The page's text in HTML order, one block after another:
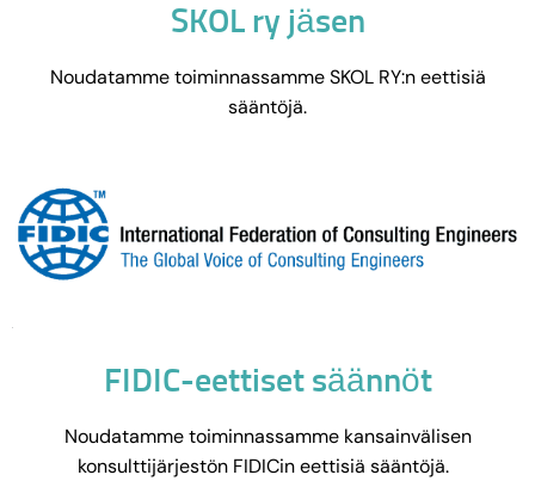
SKOL ry jäsen
Noudatamme toiminnassamme SKOL RY:n eettisiä
sääntöjä.
FIDIC-eettiset säännöt
Noudatamme toiminnassamme kansainvälisen
konsulttijärjestön FIDICin eettisiä sääntöjä.